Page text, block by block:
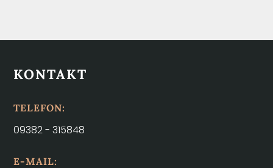
KONTAKT
TELEFON:
09382 - 315848
E-MAIL: